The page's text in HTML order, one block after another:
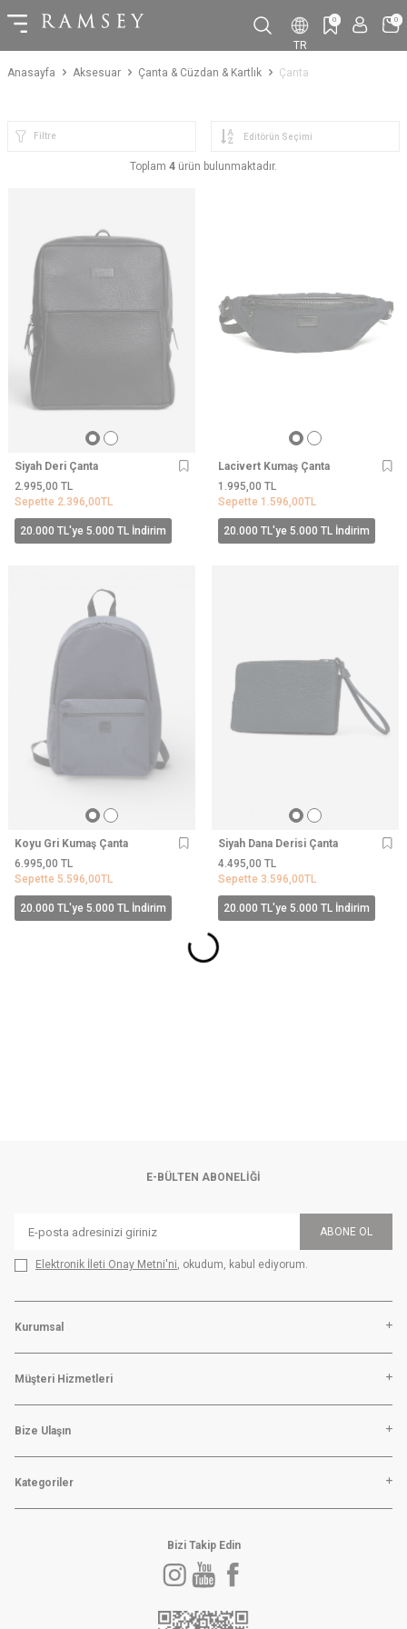
TR
0 0
Anasayfa Aksesuar Çanta & Cüzdan & Kartlık Çanta
Filtre
Toplam 4 ürün bulunmaktadır.
Siyah Deri Çanta
2.995,00 TL
Sepette 2.396,00TL
20.000 TL'ye 5.000 TL İndirim
Lacivert Kumaş Çanta
1.995,00 TL
Sepette 1.596,00TL
20.000 TL'ye 5.000 TL İndirim
Koyu Gri Kumaş Çanta
6.995,00 TL
Sepette 5.596,00TL
20.000 TL'ye 5.000 TL İndirim
Siyah Dana Derisi Çanta
4.495,00 TL
Sepette 3.596,00TL
20.000 TL'ye 5.000 TL İndirim
E-BÜLTEN ABONELIĞI
ABONE OL
Elektronik İleti Onay Metni'ni, okudum, kabul ediyorum.
Kurumsal
Müşteri Hizmetleri
Bize Ulaşın
Kategoriler
Bizi Takip Edin